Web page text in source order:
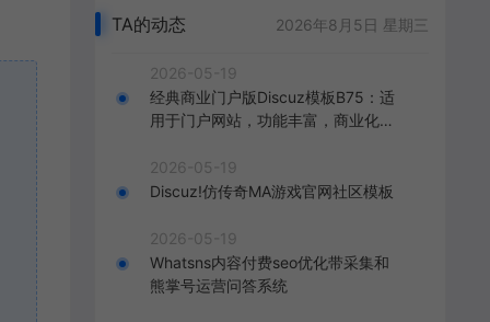
TA的动态 2026年8月5日 星期三
2026-05-19
经典商业门户版Discuz模板B75：适
用于门户网站，功能丰富，商业化呈
2026-05-19
Discuz!仿传奇MA游戏官网社区模板
2026-05-19
Whatsns内容付费seo优化带采集和
熊掌号运营问答系统